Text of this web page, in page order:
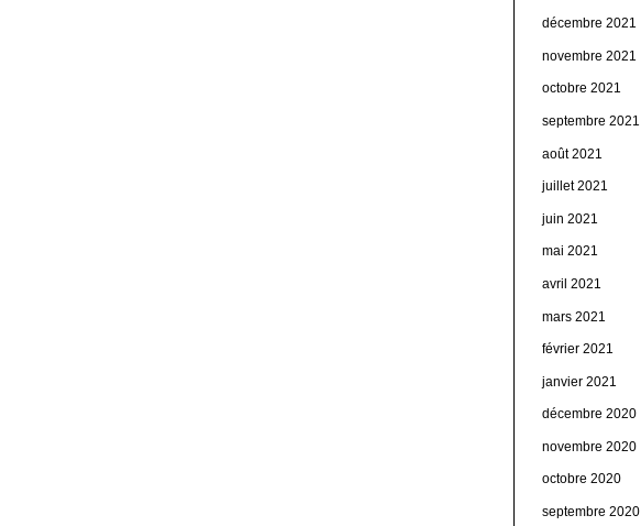
décembre 2021
novembre 2021
octobre 2021
septembre 2021
août 2021
juillet 2021
juin 2021
mai 2021
avril 2021
mars 2021
février 2021
janvier 2021
décembre 2020
novembre 2020
octobre 2020
septembre 2020